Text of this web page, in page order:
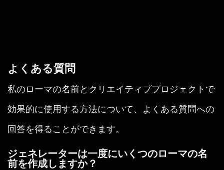
よくある質問
私のローマの名前とクリエイティブプロジェクトで
効果的に使用する方法について、よくある質問への
回答を得ることができます。
ジェネレーターは一度にいくつのローマの名
前を作成しますか？